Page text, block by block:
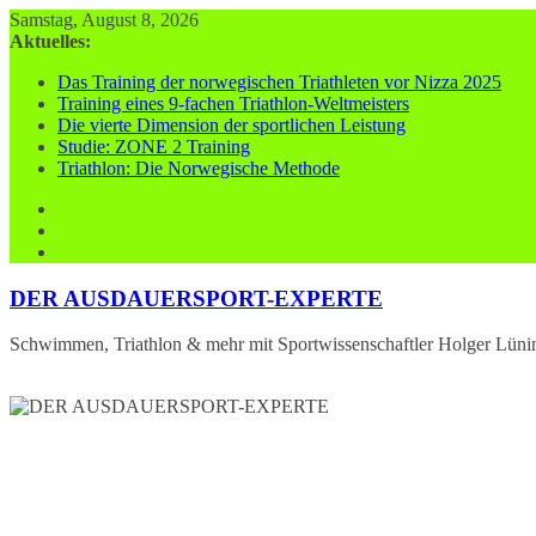
Zum
Inhalt
Samstag, August 8, 2026
Aktuelles:
Das Training der norwegischen Triathleten vor Nizza 2025
Training eines 9-fachen Triathlon-Weltmeisters
Die vierte Dimension der sportlichen Leistung
Studie: ZONE 2 Training
Triathlon: Die Norwegische Methode
DER AUSDAUERSPORT-EXPERTE
Schwimmen, Triathlon & mehr mit Sportwissenschaftler Holger